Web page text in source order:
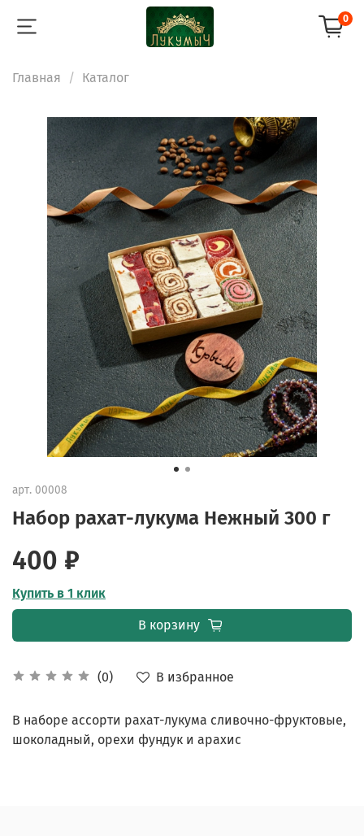
0
Главная Каталог
арт. 00008
Набор рахат-лукума Нежный 300 г
(0) В избранное
400 ₽
Купить в 1 клик
В корзину
В наборе ассорти рахат-лукума сливочно-фруктовые,
шоколадный, орехи фундук и арахис